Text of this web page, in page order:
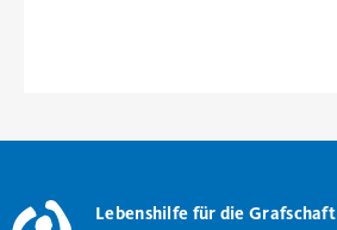
Lebenshilfe für die Grafschaft